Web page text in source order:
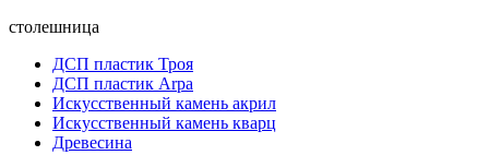
столешница
ДСП пластик Троя
ДСП пластик Arpa
Искусственный камень акрил
Искусственный камень кварц
Древесина